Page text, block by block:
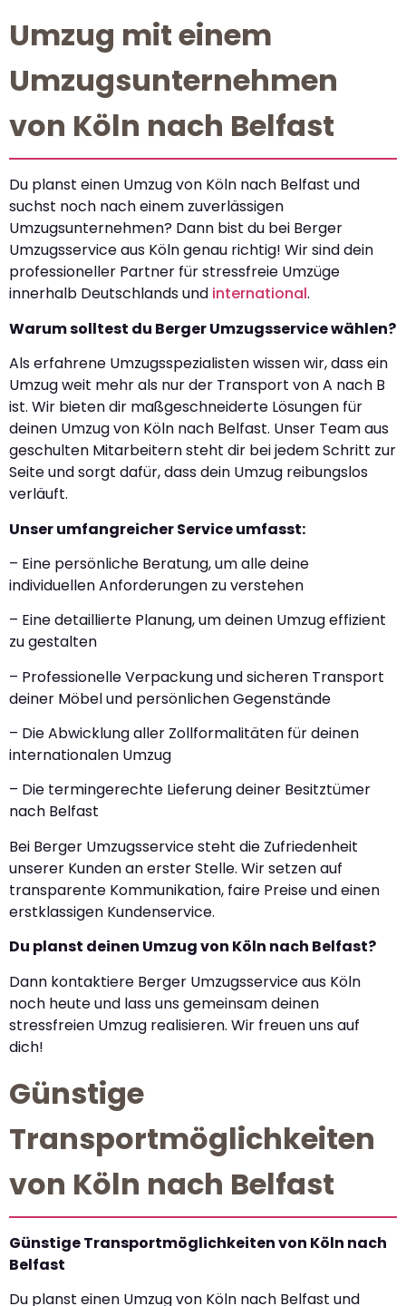
Umzug mit einem
Umzugsunternehmen
von Köln nach Belfast
Du planst einen Umzug von Köln nach Belfast und
suchst noch nach einem zuverlässigen
Umzugsunternehmen? Dann bist du bei Berger
Umzugsservice aus Köln genau richtig! Wir sind dein
professioneller Partner für stressfreie Umzüge
innerhalb Deutschlands und international.
Warum solltest du Berger Umzugsservice wählen?
Als erfahrene Umzugsspezialisten wissen wir, dass ein
Umzug weit mehr als nur der Transport von A nach B
ist. Wir bieten dir maßgeschneiderte Lösungen für
deinen Umzug von Köln nach Belfast. Unser Team aus
geschulten Mitarbeitern steht dir bei jedem Schritt zur
Seite und sorgt dafür, dass dein Umzug reibungslos
verläuft.
Unser umfangreicher Service umfasst:
– Eine persönliche Beratung, um alle deine
individuellen Anforderungen zu verstehen
– Eine detaillierte Planung, um deinen Umzug effizient
zu gestalten
– Professionelle Verpackung und sicheren Transport
deiner Möbel und persönlichen Gegenstände
– Die Abwicklung aller Zollformalitäten für deinen
internationalen Umzug
– Die termingerechte Lieferung deiner Besitztümer
nach Belfast
Bei Berger Umzugsservice steht die Zufriedenheit
unserer Kunden an erster Stelle. Wir setzen auf
transparente Kommunikation, faire Preise und einen
erstklassigen Kundenservice.
Du planst deinen Umzug von Köln nach Belfast?
Dann kontaktiere Berger Umzugsservice aus Köln
noch heute und lass uns gemeinsam deinen
stressfreien Umzug realisieren. Wir freuen uns auf
dich!
Günstige
Transportmöglichkeiten
von Köln nach Belfast
Günstige Transportmöglichkeiten von Köln nach
Belfast
Du planst einen Umzug von Köln nach Belfast und